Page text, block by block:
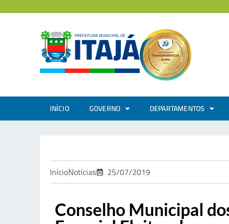
INÍCIO GOVERNO DEPARTAMENTOS
InícioNotícias 25/07/2019
Conselho Municipal